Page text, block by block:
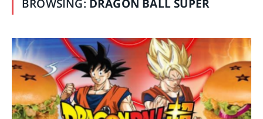
BROWSING: DRAGON BALL SUPER